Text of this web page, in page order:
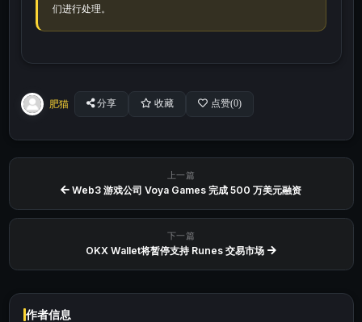
们进行处理。
肥猫 分享 收藏 点赞(0)
上一篇
Web3 游戏公司 Voya Games 完成 500 万美元融资
下一篇
OKX Wallet将暂停支持 Runes 交易市场
作者信息